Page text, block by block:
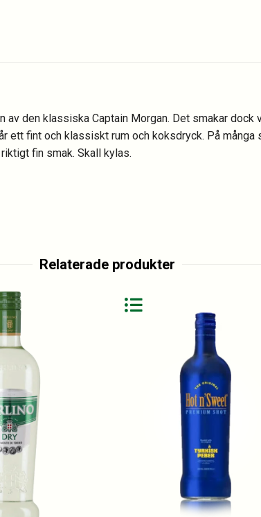
av den klassiska Captain Morgan. Det smakar
ett fint och klassiskt rum och koksdryck. På många
fin smak. Skall kylas.
Relaterade produkter